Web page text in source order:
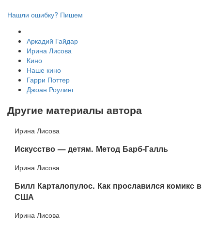
Нашли ошибку? Пишем
Аркадий Гайдар
Ирина Лисова
Кино
Наше кино
Гарри Поттер
Джоан Роулинг
Другие материалы автора
Ирина Лисова
​Искусство — детям. Метод Барб-Галль
Ирина Лисова
​Билл Карталопулос. Как прославился комикс в
США
Ирина Лисова